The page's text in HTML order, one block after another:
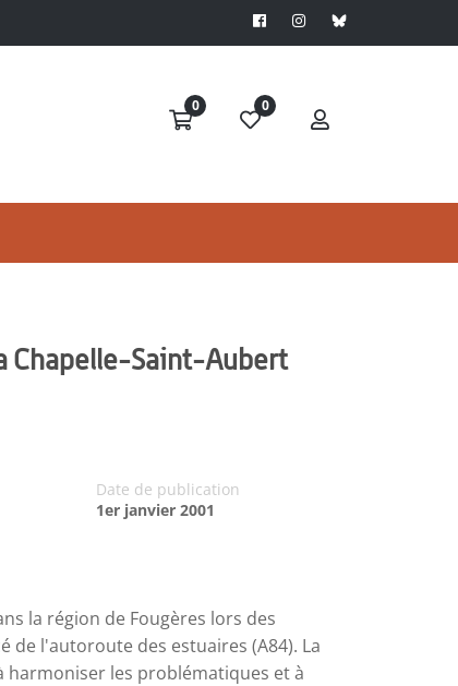
0 0
Chapelle-Saint-Aubert
Date de publication
1er janvier 2001
la région de Fougères lors des
l'autoroute des estuaires (A84). La
harmoniser les problématiques et à